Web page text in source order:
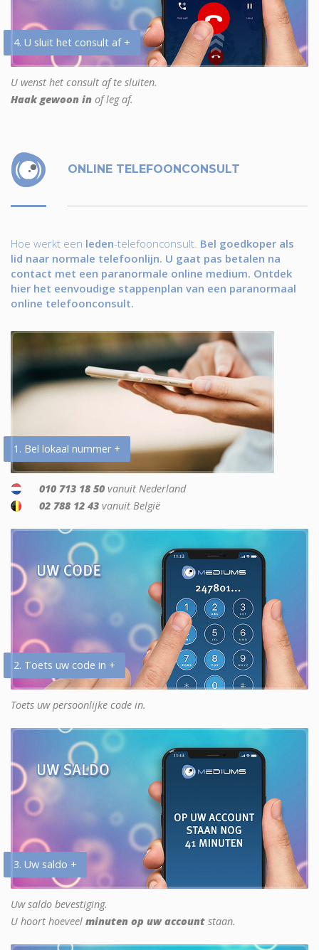
4. U sluit het consult af +
U wenst het consult af te sluiten.
Haak gewoon in of leg af.
ONLINE TELEFOONCONSULT
Hoe werkt een leden-telefoonconsult. Bel goedkoper als
lid naar normale telefoonlijn. U gaat pas betalen na
contact met een paranormale online medium. Ontdek
hier het eenvoudige stappenplan van een paranormaal
online telefoonconsult.
1. Bel lokaal nummer +
010 713 18 50 vanuit Nederland
02 788 12 43 vanuit België
2. Toets uw code in +
Toets uw persoonlijke code in.
3. Uw saldo +
Uw saldo bevestiging.
U hoort hoeveel minuten op uw account staan.